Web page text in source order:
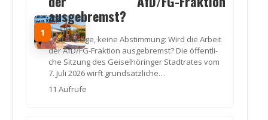
1
ausgebremst?
Drei Anträ­ge, kei­ne Abstim­mung: Wird die Arbeit
der AfD/FG-Frak­ti­on aus­ge­bremst? Die öffent­li­
che Sit­zung des Gei­sel­hö­rin­ger Stadt­ra­tes vom
7. Juli 2026 wirft grund­sätz­li­che…
11 Auf­ru­fe